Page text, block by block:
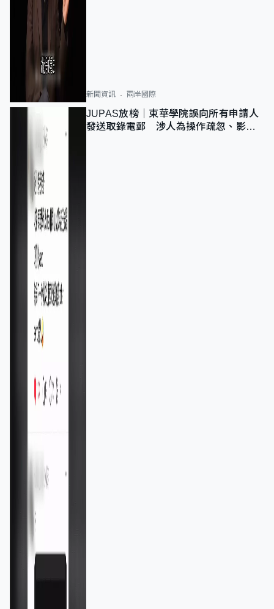
新聞資訊 兩岸國際
JUPAS放榜｜東華學院誤向所有申請人
發送取錄電郵 涉人為操作疏忽、影響